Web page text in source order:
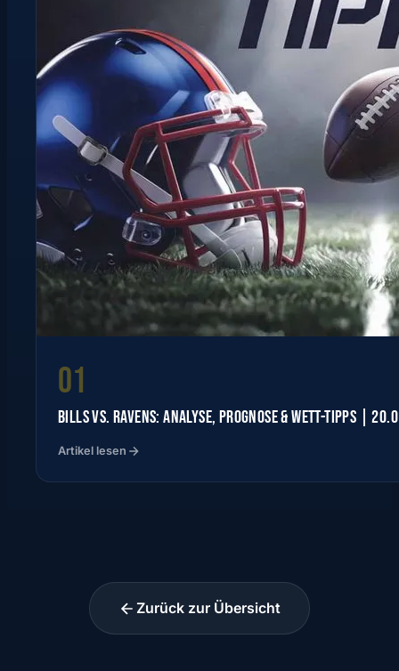
01
BILLS VS. RAVENS: ANALYSE, PROGNOSE & WETT-TIPPS |
Artikel lesen
Zurück zur Übersicht